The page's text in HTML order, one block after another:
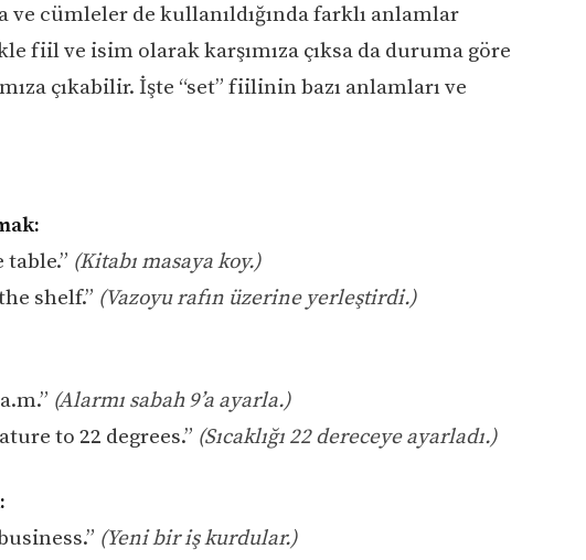
cümleler de kullanıldığında farklı anlamlar
fiil ve isim olarak karşımıza çıksa da duruma göre
çıkabilir. İşte “set” fiilinin bazı anlamları ve
table.” (Kitabı masaya koy.)
shelf.” (Vazoyu rafın üzerine yerleştirdi.)
(Alarmı sabah 9’a ayarla.)
to 22 degrees.” (Sıcaklığı 22 dereceye ayarladı.)
(Yeni bir iş kurdular.)